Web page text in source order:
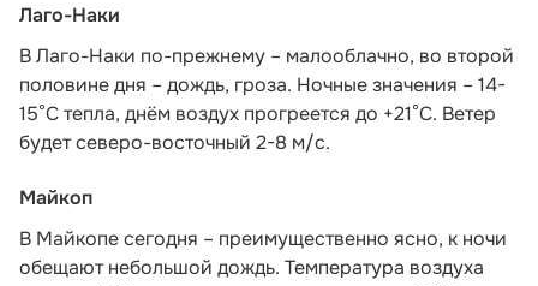
Лаго-Наки
В Лаго-Наки по-прежнему – малооблачно, во второй
половине дня – дождь, гроза. Ночные значения – 14-
15°С тепла, днём воздух прогреется до +21°С. Ветер
будет северо-восточный 2-8 м/с.
Майкоп
В Майкопе сегодня – преимущественно ясно, к ночи
обещают небольшой дождь. Температура воздуха